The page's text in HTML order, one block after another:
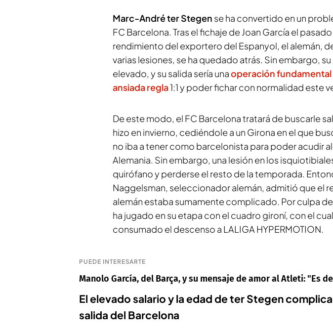
Marc-André ter Stegen se ha convertido en un
FC Barcelona. Tras el fichaje de Joan García el
rendimiento del exportero del Espanyol, el alemán,
varias lesiones, se ha quedado atrás. Sin embargo,
elevado, y su salida sería unaoperación fundamental
ansiada regla1:1 y poder fichar con normalidad este
De este modo, el FC Barcelona tratará de buscarle
hizo en invierno, cediéndole a un Girona en el que
no iba a tener como barcelonista para poder acudir
Alemania. Sin embargo, una lesión en los
quirófano y perderse el resto de la temporada.
Naggelsman, seleccionador alemán, admitió que el
alemán estaba sumamente complicado. Por culpa
ha jugado en su etapa con el cuadro gironí, con el
consumado el descenso a LALIGA HYPERMOTION.
PUEDE INTERESARTE
Manolo García, del Barça, y su mensaje de amor al Atleti: "Es
El elevado salario y la edad de ter Stegen
salida del Barcelona